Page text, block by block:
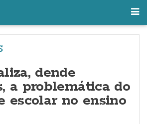
dende
a problemática do
escolar no ensino